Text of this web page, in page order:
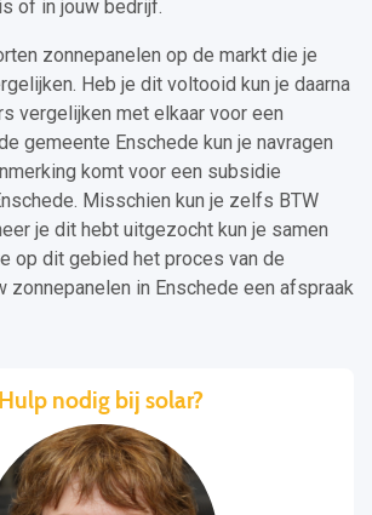
of in jouw bedrijf.
zonnepanelen op de markt die je
Heb je dit voltooid kun je daarna
vergelijken met elkaar voor een
gemeente Enschede kun je navragen
komt voor een subsidie
Misschien kun je zelfs BTW
je dit hebt uitgezocht kun je samen
op dit gebied het proces van de
zonnepanelen in Enschede een afspraak
Hulp nodig bij solar?